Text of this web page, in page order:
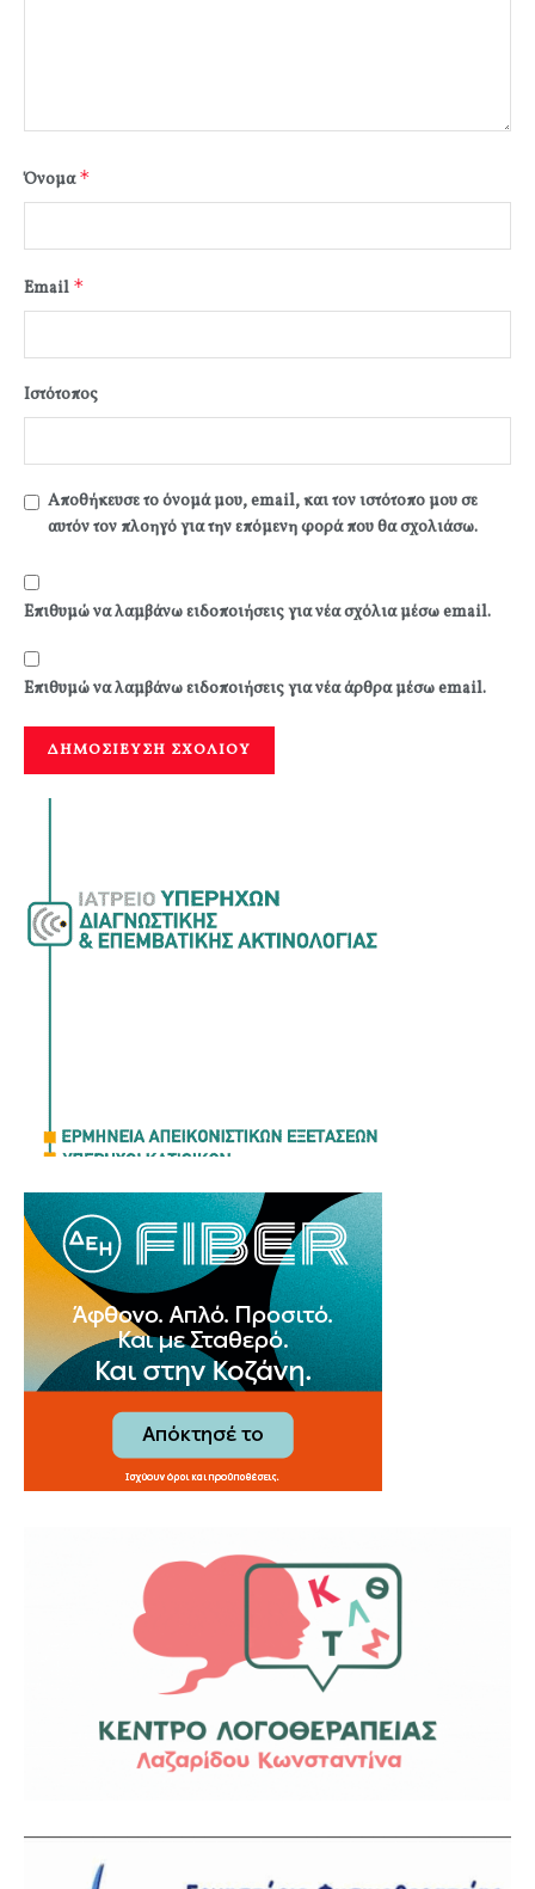
Όνομα*
Email *
Ιστότοπος
Αποθήκευσε το όνομά μου, email, και τον ιστότοπο μου σε
αυτόν τον πλοηγό για την επόμενη φορά που θα σχολιάσω.
Επιθυμώ να λαμβάνω ειδοποιήσεις για νέα σχόλια μέσω email.
Επιθυμώ να λαμβάνω ειδοποιήσεις για νέα άρθρα μέσω email.